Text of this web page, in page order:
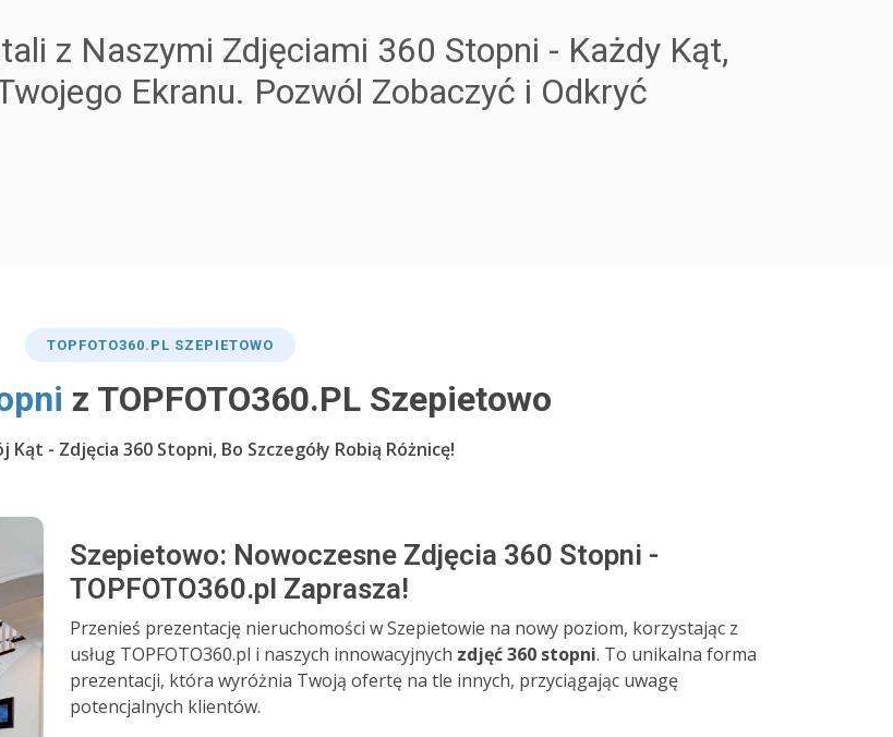
z Naszymi Zdjęciami 360 Stopni - Każdy Kąt,
Ekranu. Pozwól Zobaczyć i Odkryć
TOP FOTO360.PL SZEPIETOWO
z TOPFOTO360.PL Szepietowo
- Zdjęcia 360 Stopni, Bo Szczegóły Robią Różnicę!
Szepietowo: Nowoczesne Zdjęcia 360 Stopni -
TOPFOTO360.pl Zaprasza!
Przenieś prezentację nieruchomości w Szepietowie na nowy poziom, korzystając z
usług TOPFOTO360.pl i naszych innowacyjnych zdjęć 360 stopni. To unikalna forma
prezentacji, która wyróżnia Twoją ofertę na tle innych, przyciągając uwagę
potencjalnych klientów.